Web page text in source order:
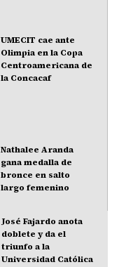
UMECIT cae ante
Olimpia en la Copa
Centroamericana de
la Concacaf
Nathalee Aranda
gana medalla de
bronce en salto
largo femenino
José Fajardo anota
doblete y da el
triunfo a la
Universidad Católica